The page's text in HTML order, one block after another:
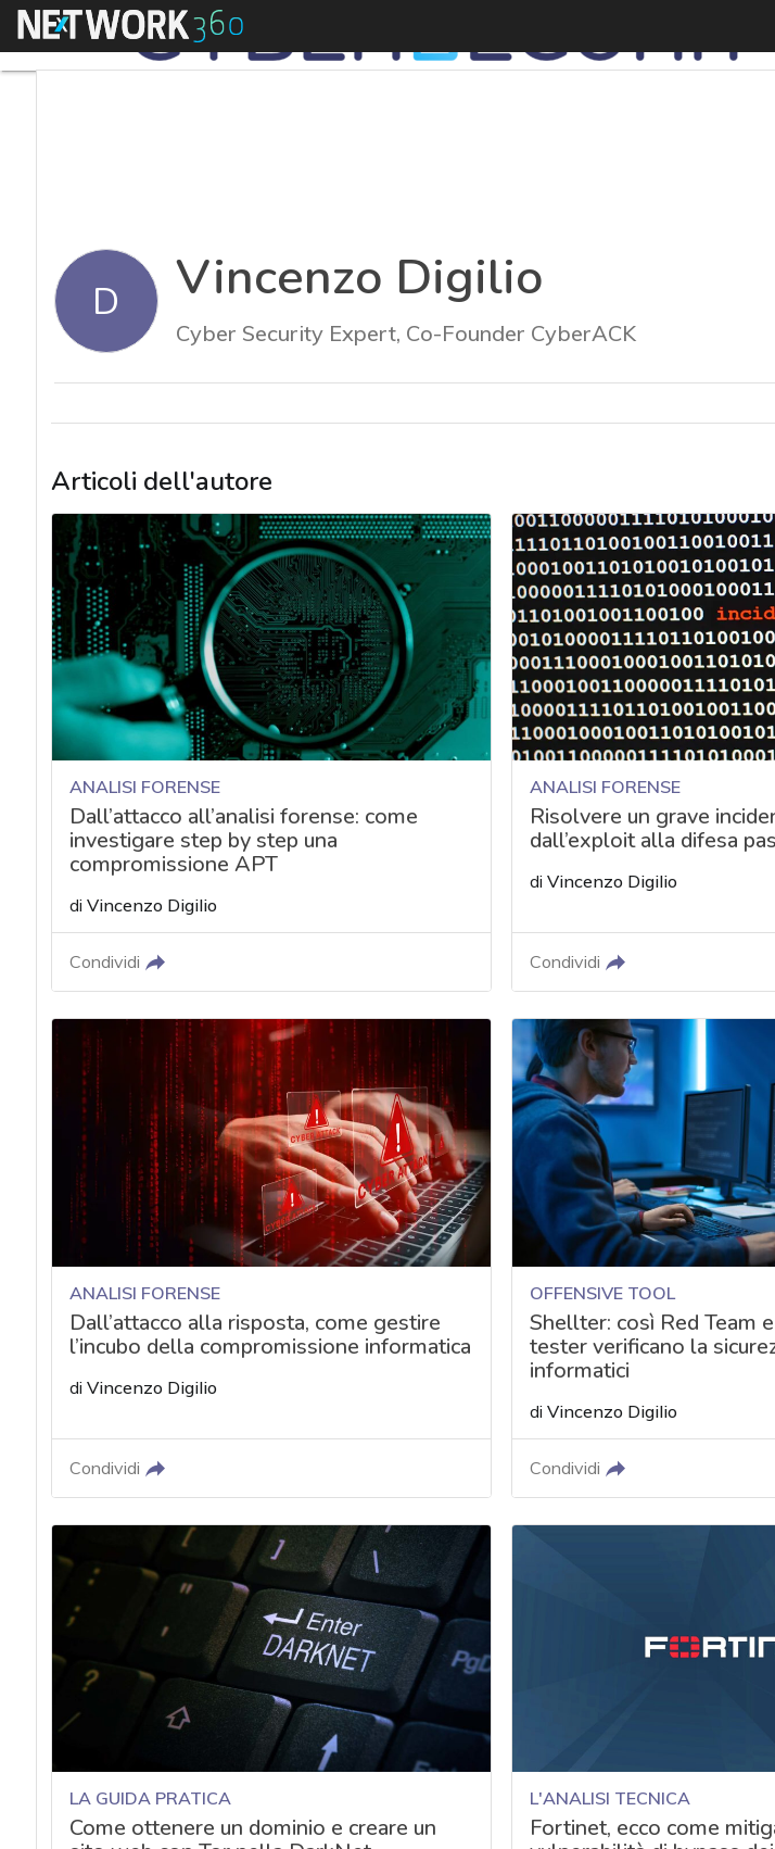
Menu
D Vincenzo Digilio
Cyber Security Expert, Co-Founder CyberACK
Articoli dell'autore
ANALISI FORENSE
Dall’attacco all’analisi forense: come
investigare step by step una
compromissione APT
di Vincenzo Digilio
Condividi
ANALISI FORENSE
Risolvere un grave
dall’exploit alla difesa
diVincenzo Digilio
Condividi
ANALISI FORENSE
Dall’attacco alla risposta, come gestire
l’incubo della compromissione informatica
di Vincenzo Digilio
Condividi
OFFENSIVE TOOL
Shellter: così Red Team
tester verificano la
informatici
diVincenzo Digilio
Condividi
LA GUIDA PRATICA
Come ottenere un dominio e creare un
L'ANALISI TECNICA
Fortinet, ecco come